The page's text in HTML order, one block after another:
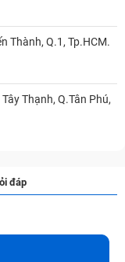
Thành, Q.1, Tp.HCM.
Thạnh, Q.Tân Phú,
đáp